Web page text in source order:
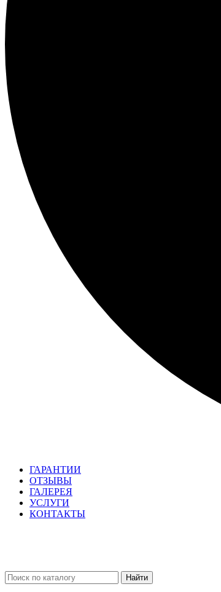
ГАРАНТИИ
ОТЗЫВЫ
ГАЛЕРЕЯ
УСЛУГИ
КОНТАКТЫ
Найти